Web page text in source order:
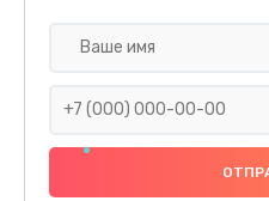
Замена